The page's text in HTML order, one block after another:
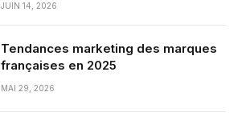
JUIN 14, 2026
Tendances marketing des marques
françaises en 2025
MAI 29, 2026